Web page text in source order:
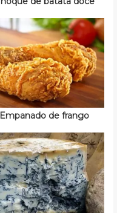
Empanado de frango